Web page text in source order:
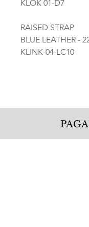
KLOK 01-D7
RAISED STRAP
BLUE LEATHER -
KLINK-04-LC10